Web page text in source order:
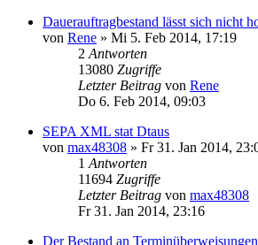
Dauerauftragbestand lässt sich nicht
von Rene » Mi 5. Feb 2014, 17:19
2 Antworten
13080 Zugriffe
Letzter Beitrag von Rene
Do 6. Feb 2014, 09:03
SEPA XML stat Dtaus
von max48308 » Fr 31. Jan 2014,
1 Antworten
11694 Zugriffe
Letzter Beitrag von max48308
Fr 31. Jan 2014, 23:16
Der Bestand an